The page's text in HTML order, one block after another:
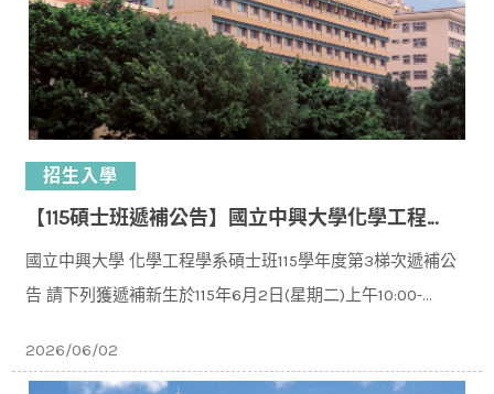
招生入學
【115碩士班遞補公告】國立中興大學化學工程學系碩士班115學年度入學第3梯次遞補公告
國立中興大學 化學工程學系碩士班115學年度第3梯次遞補公
告 請下列獲遞補新⽣於115年6⽉2⽇(星期二)上午10:00-
2026/06/02